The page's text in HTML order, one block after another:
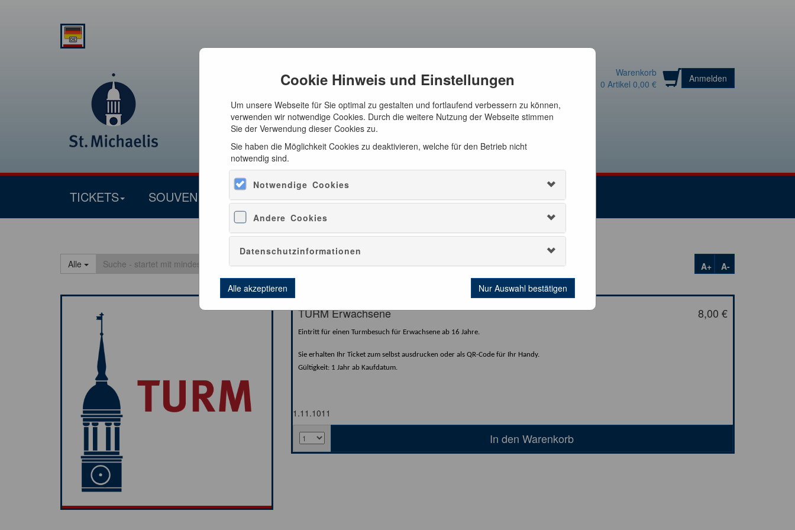
Cookie Hinweis und Einstellungen
Um unsere Webseite für Sie optimal zu gestalten und fortlaufend verbessern zu können,
verwenden wir notwendige Cookies. Durch die weitere Nutzung der Webseite stimmen
Sie der Verwendung dieser Cookies zu.
Sie haben die Möglichkeit Cookies zu deaktivieren, welche für den Betrieb nicht
notwendig sind.
Notwendige Cookies
Andere Cookies
Datenschutzinformationen
Alle akzeptieren Nur Auswahl bestätigen
Warenkorb
0 Artikel 0,00 €
Anmelden
TICKETS SOUVENIRS
Alle A-
A+
8,00 €
TURM Erwachsene
Eintritt für einen Turmbesuch für Erwachsene ab 16 Jahre.
Sie erhalten Ihr Ticket zum selbst ausdrucken oder als QR-Code für Ihr Handy.
Gültigkeit: 1 Jahr ab Kaufdatum.
1.11.1011